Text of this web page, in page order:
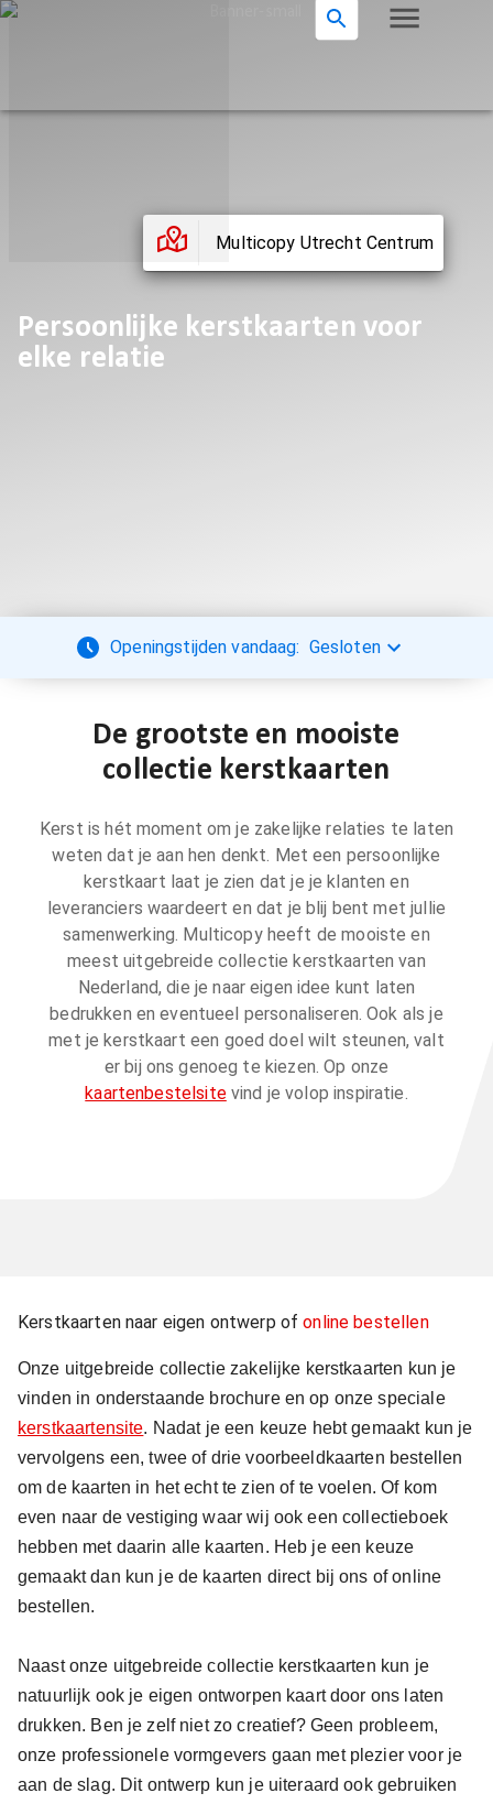
Multicopy Utrecht Centrum
Persoonlijke kerstkaarten voor
elke relatie
Openingstijden vandaag: Gesloten
De grootste en mooiste
collectie kerstkaarten
Kerst is hét moment om je zakelijke relaties te laten
weten dat je aan hen denkt. Met een persoonlijke
kerstkaart laat je zien dat je je klanten en
leveranciers waardeert en dat je blij bent met jullie
samenwerking. Multicopy heeft de mooiste en
meest uitgebreide collectie kerstkaarten van
Nederland, die je naar eigen idee kunt laten
bedrukken en eventueel personaliseren. Ook als je
met je kerstkaart een goed doel wilt steunen, valt
er bij ons genoeg te kiezen. Op onze
kaartenbestelsitevind je volop inspiratie.
Kerstkaarten naar eigen ontwerp ofonline bestellen
Onze uitgebreide collectie zakelijke kerstkaarten kun je
vinden in onderstaande brochure en op onze speciale
kerstkaartensite. Nadat je een keuze hebt gemaakt kun je
vervolgens een, twee of drie voorbeeldkaarten bestellen
om de kaarten in het echt te zien of te voelen. Of kom
even naar de vestiging waar wij ook een collectieboek
hebben met daarin alle kaarten. Heb je een keuze
gemaakt dan kun je de kaarten direct bij ons of online
bestellen.
Naast onze uitgebreide collectie kerstkaarten kun je
natuurlijk ook je eigen ontworpen kaart door ons laten
drukken. Ben je zelf niet zo creatief? Geen probleem,
onze professionele vormgevers gaan met plezier voor je
aan de slag. Dit ontwerp kun je uiteraard ook gebruiken